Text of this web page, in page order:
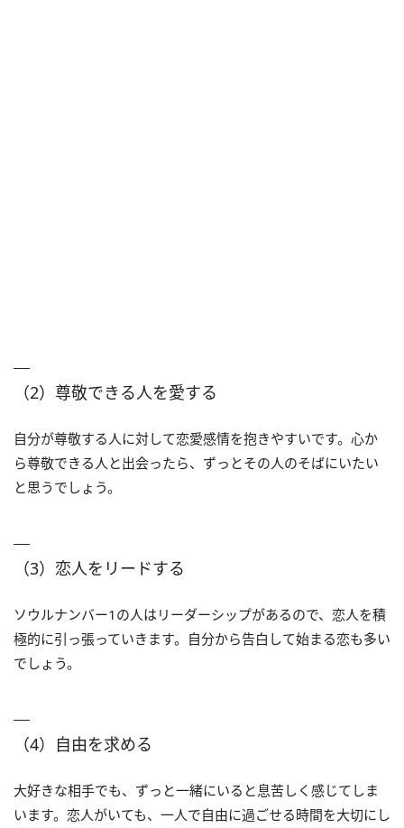
（2）尊敬できる人を愛する
自分が尊敬する人に対して恋愛感情を抱きやすいです。心か
ら尊敬できる人と出会ったら、ずっとその人のそばにいたい
と思うでしょう。
（3）恋人をリードする
ソウルナンバー1の人はリーダーシップがあるので、恋人を積
極的に引っ張っていきます。自分から告白して始まる恋も多い
でしょう。
（4）自由を求める
大好きな相手でも、ずっと一緒にいると息苦しく感じてしま
います。恋人がいても、一人で自由に過ごせる時間を大切にし